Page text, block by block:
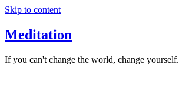
Skip to content
Meditation
If you can't change the world, change yourself.